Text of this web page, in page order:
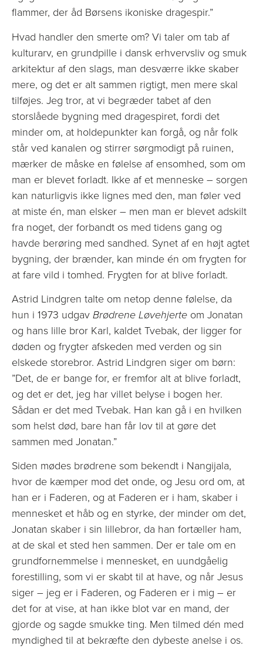
flammer, der åd Børsens ikoniske dragespir.”
Hvad handler den smerte om? Vi taler om tab af
kulturarv, en grundpille i dansk erhvervsliv og smuk
arkitektur af den slags, man desværre ikke skaber
mere, og det er alt sammen rigtigt, men mere skal
tilføjes. Jeg tror, at vi begræder tabet af den
storslåede bygning med dragespiret, fordi det
minder om, at holdepunkter kan forgå, og når folk
står ved kanalen og stirrer sørgmodigt på ruinen,
mærker de måske en følelse af ensomhed, som om
man er blevet forladt. Ikke af et menneske – sorgen
kan naturligvis ikke lignes med den, man føler ved
at miste én, man elsker – men man er blevet adskilt
fra noget, der forbandt os med tidens gang og
havde berøring med sandhed. Synet af en højt agtet
bygning, der brænder, kan minde én om frygten for
at fare vild i tomhed. Frygten for at blive forladt.
Astrid Lindgren talte om netop denne følelse, da
hun i 1973 udgavBrødrene Løvehjerte om Jonatan
og hans lille bror Karl, kaldet Tvebak, der ligger for
døden og frygter afskeden med verden og sin
elskede storebror. Astrid Lindgren siger om børn:
”Det, de er bange for, er fremfor alt at blive forladt,
og det er det, jeg har villet belyse i bogen her.
Sådan er det med Tvebak. Han kan gå i en hvilken
som helst død, bare han får lov til at gøre det
sammen med Jonatan.”
Siden mødes brødrene som bekendt i Nangijala,
hvor de kæmper mod det onde, og Jesu ord om, at
han er i Faderen, og at Faderen er i ham, skaber i
mennesket et håb og en styrke, der minder om det,
Jonatan skaber i sin lillebror, da han fortæller ham,
at de skal et sted hen sammen. Der er tale om en
grundfornemmelse i mennesket, en uundgåelig
forestilling, som vi er skabt til at have, og når Jesus
siger – jeg er i Faderen, og Faderen er i mig – er
det for at vise, at han ikke blot var en mand, der
gjorde og sagde smukke ting. Men tilmed dén med
myndighed til at bekræfte den dybeste anelse i os.